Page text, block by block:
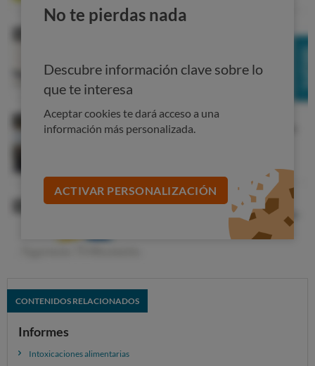
No te pierdas nada
Descubre información clave sobre lo
que te interesa
Aceptar cookies te dará acceso a una
información más personalizada.
ACTIVAR PERSONALIZACIÓN
CONTENIDOS RELACIONADOS
Informes
Intoxicaciones alimentarias